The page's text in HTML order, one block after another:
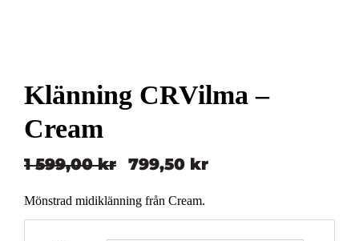
Klänning CRVilma –
Cream
1 599,00kr
Det
ursprungliga
priset
799,50 kr
Det
nuvarande
priset
Mönstrad midiklänning från Cream.